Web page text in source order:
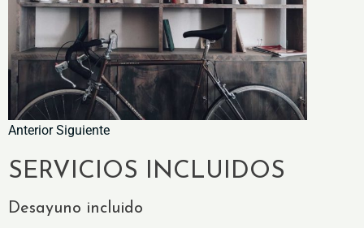
Anterior Siguiente
SERVICIOS INCLUIDOS
Desayuno incluido